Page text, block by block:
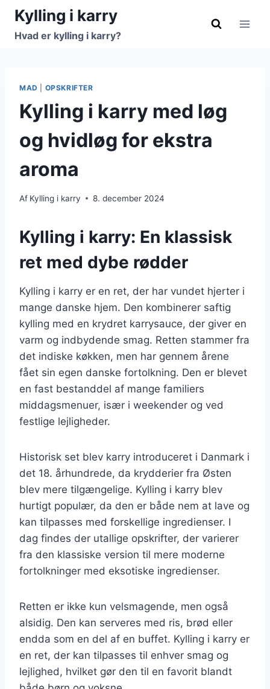
Fortsæt
indhold
Kylling i karry
Hvad er kylling i karry?
MAD OPSKRIFTER
Kylling i karry med løg
og hvidløg for ekstra
aroma
Af Kylling i karry 8. december 2024
Kylling i karry: En klassisk
ret med dybe rødder
Kylling i karry er en ret, der har vundet hjerter i
mange danske hjem. Den kombinerer saftig
kylling med en krydret karrysauce, der giver en
varm og indbydende smag. Retten stammer fra
det indiske køkken, men har gennem årene
fået sin egen danske fortolkning. Den er blevet
en fast bestanddel af mange familiers
middagsmenuer, især i weekender og ved
festlige lejligheder.
Historisk set blev karry introduceret i Danmark i
det 18. århundrede, da krydderier fra Østen
blev mere tilgængelige. Kylling i karry blev
hurtigt populær, da den er både nem at lave og
kan tilpasses med forskellige ingredienser. I
dag findes der utallige opskrifter, der varierer
fra den klassiske version til mere moderne
fortolkninger med eksotiske ingredienser.
Retten er ikke kun velsmagende, men også
alsidig. Den kan serveres med ris, brød eller
endda som en del af en buffet. Kylling i karry er
en ret, der kan tilpasses til enhver smag og
lejlighed, hvilket gør den til en favorit blandt